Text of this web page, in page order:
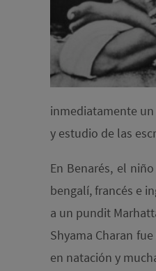
inmediatamente
y estudio de las
En Benarés, el
bengalí, francés e
a un pundit
Shyama Charan
en natación y